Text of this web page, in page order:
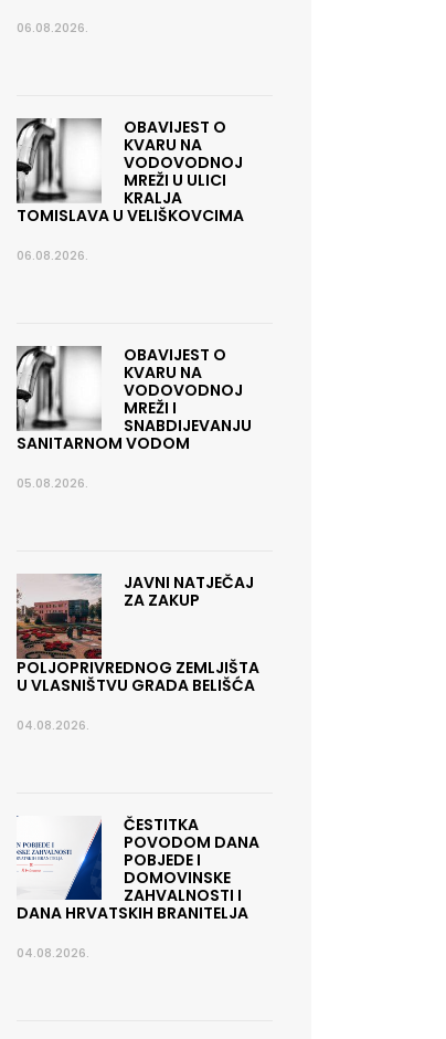
06.08.2026.
OBAVIJEST O
KVARU NA
VODOVODNOJ
MREŽI U ULICI
KRALJA
TOMISLAVA U VELIŠKOVCIMA
06.08.2026.
OBAVIJEST O
KVARU NA
VODOVODNOJ
MREŽI I
SNABDIJEVANJU
SANITARNOM VODOM
05.08.2026.
JAVNI NATJEČAJ
ZA ZAKUP
POLJOPRIVREDNOG ZEMLJIŠTA
U VLASNIŠTVU GRADA BELIŠĆA
04.08.2026.
ČESTITKA
POVODOM DANA
POBJEDE I
DOMOVINSKE
ZAHVALNOSTI I
DANA HRVATSKIH BRANITELJA
04.08.2026.